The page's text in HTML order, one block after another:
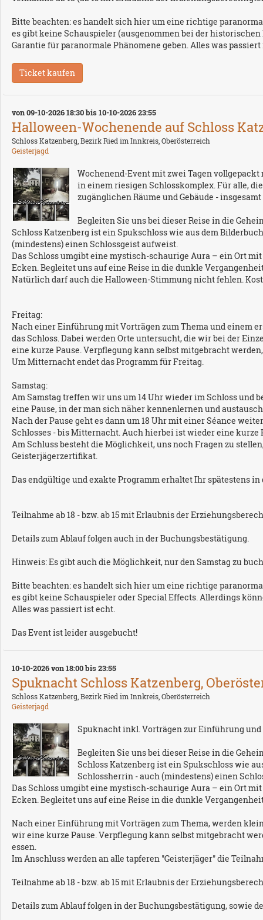
Bitte beachten: es handelt sich hier um eine richtige
es gibt keine Schauspieler (ausgenommen bei der
Garantie für paranormale Phänomene geben. Alles was
von 09-10-2026 18:30 bis 10-10-2026 23:55
Halloween-Wochenende auf Schloss
Schloss Katzenberg, Bezirk Ried im Innkreis, Oberösterreich
Geisterjagd
Wochenend-Event mit zwei Tagen
in einem riesigen Schlosskomplex. Für alle,
zugänglichen Räume und Gebäude -
Begleiten Sie uns bei dieser Reise in die
Schloss Katzenberg ist ein Spukschloss wie aus dem
(mindestens) einen Schlossgeist aufweist.
Das Schloss umgibt eine mystisch-schaurige Aura – ein Ort
Ecken. Begleitet uns auf eine Reise in die dunkle
Natürlich darf auch die Halloween-Stimmung nicht fehlen.
Freitag:
Nach einer Einführung mit Vorträgen zum Thema und einem
das Schloss. Dabei werden Orte untersucht, die wir bei der
eine kurze Pause. Verpflegung kann selbst mitgebracht
Um Mitternacht endet das Programm für Freitag.
Samstag:
Am Samstag treffen wir uns um 14 Uhr wieder im Schloss und
eine Pause, in der man sich näher kennenlernen und
Nach der Pause geht es dann um 18 Uhr mit einer Séance
Schlosses - bis Mitternacht. Auch hierbei ist wieder eine kurze
Am Schluss besteht die Möglichkeit, uns noch Fragen zu
Geisterjägerzertifikat.
Das endgültige und exakte Programm erhaltet Ihr spätestens
Teilnahme ab 18 - bzw. ab 15 mit Erlaubnis der
Details zum Ablauf folgen auch in der Buchungsbestätigung.
Hinweis: Es gibt auch die Möglichkeit, nur den Samstag zu
Bitte beachten: es handelt sich hier um eine richtige
es gibt keine Schauspieler oder Special Effects. Allerdings
Alles was passiert ist echt.
Das Event ist leider ausgebucht!
10-10-2026 von 18:00 bis 23:55
Spuknacht Schloss Katzenberg,
Schloss Katzenberg, Bezirk Ried im Innkreis, Oberösterreich
Geisterjagd
Spuknacht inkl. Vorträgen zur Einführung
Begleiten Sie uns bei dieser Reise in die
Schloss Katzenberg ist ein Spukschloss wie
Schlossherrin - auch (mindestens) einen
Das Schloss umgibt eine mystisch-schaurige Aura – ein Ort
Ecken. Begleitet uns auf eine Reise in die dunkle
Nach einer Einführung mit Vorträgen zum Thema, werden
wir eine kurze Pause. Verpflegung kann selbst mitgebracht
essen.
Im Anschluss werden an alle tapferen "Geisterjäger" die
Teilnahme ab 18 - bzw. ab 15 mit Erlaubnis der
Details zum Ablauf folgen in der Buchungsbestätigung, sowie